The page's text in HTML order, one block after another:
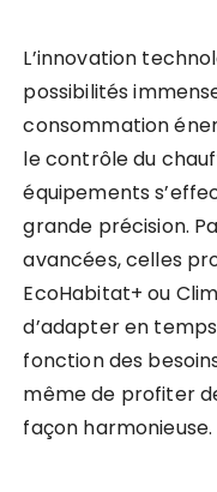
L’innovation
possibilités
consommation
le contrôle du
équipements
grande précision.
avancées, celles
EcoHabitat+ ou
d’adapter en
fonction des
même de profiter
façon harmonieuse.